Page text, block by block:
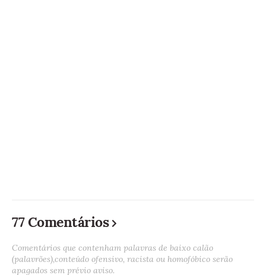
77 Comentários
Comentários que contenham palavras de baixo calão
(palavrões),conteúdo ofensivo, racista ou homofóbico serão
apagados sem prévio aviso.